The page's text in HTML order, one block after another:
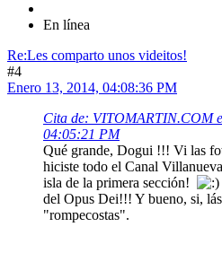
En línea
Re:Les comparto unos videitos!
#4
Enero 13, 2014, 04:08:36 PM
Cita de: VITOMARTIN.COM
04:05:21 PM
Qué grande, Dogui !!! Vi las
hiciste todo el Canal
isla de la primera sección!
del Opus Dei!!! Y bueno, si,
"rompecostas".